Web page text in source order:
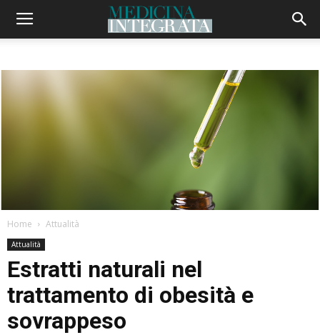
Home Attualità
Attualità
Estratti naturali nel
trattamento di obesità e
sovrappeso